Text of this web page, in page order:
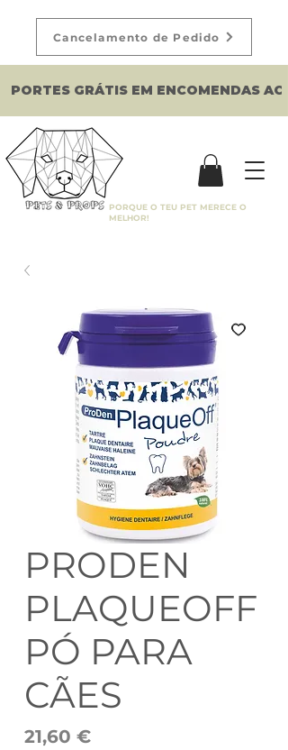
PORQUE O TEU PET MERECE O
MELHOR!
PORTES GRÁTIS EM ENCOMENDAS
Cancelamento de Pedido
PRODEN
PLAQUEOFF
PÓ PARA
CÃES
21,60 €Preço